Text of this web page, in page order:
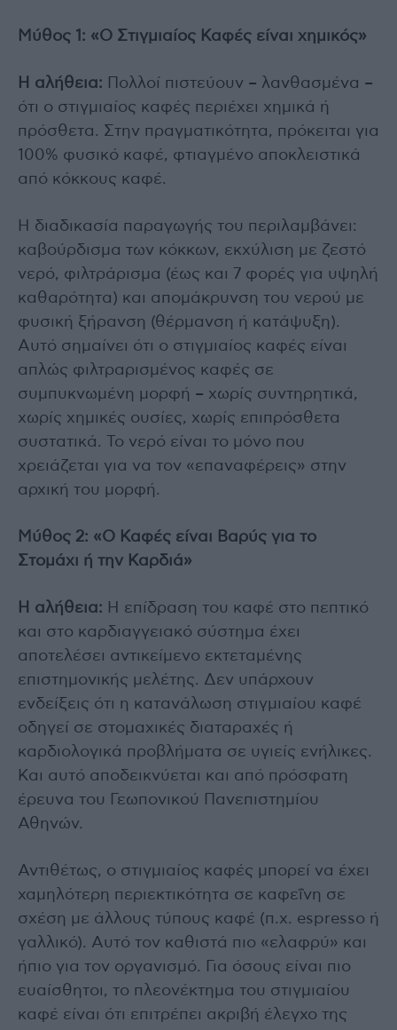
Μύθος 1: «Ο Στιγμιαίος Καφές είναι χημικός»
Η αλήθεια: Πολλοί πιστεύουν – λανθασμένα –
ότι ο στιγμιαίος καφές περιέχει χημικά ή
πρόσθετα. Στην πραγματικότητα, πρόκειται για
100% φυσικό καφέ, φτιαγμένο αποκλειστικά
από κόκκους καφέ.
Η διαδικασία παραγωγής του περιλαμβάνει:
καβούρδισμα των κόκκων, εκχύλιση με ζεστό
νερό, φιλτράρισμα (έως και 7 φορές για υψηλή
καθαρότητα) και απομάκρυνση του νερού με
φυσική ξήρανση (θέρμανση ή κατάψυξη).
Αυτό σημαίνει ότι ο στιγμιαίος καφές είναι
απλώς φιλτραρισμένος καφές σε
συμπυκνωμένη μορφή – χωρίς συντηρητικά,
χωρίς χημικές ουσίες, χωρίς επιπρόσθετα
συστατικά. Το νερό είναι το μόνο που
χρειάζεται για να τον «επαναφέρεις» στην
αρχική του μορφή.
Μύθος 2: «Ο Καφές είναι Βαρύς για το
Στομάχι ή την Καρδιά»
Η αλήθεια: Η επίδραση του καφέ στο πεπτικό
και στο καρδιαγγειακό σύστημα έχει
αποτελέσει αντικείμενο εκτεταμένης
επιστημονικής μελέτης. Δεν υπάρχουν
ενδείξεις ότι η κατανάλωση στιγμιαίου καφέ
οδηγεί σε στομαχικές διαταραχές ή
καρδιολογικά προβλήματα σε υγιείς ενήλικες.
Και αυτό αποδεικνύεται και από πρόσφατη
έρευνα του Γεωπονικού Πανεπιστημίου
Αθηνών.
Αντιθέτως, ο στιγμιαίος καφές μπορεί να έχει
χαμηλότερη περιεκτικότητα σε καφεΐνη σε
σχέση με άλλους τύπους καφέ (π.χ. espresso ή
γαλλικό). Αυτό τον καθιστά πιο «ελαφρύ» και
ήπιο για τον οργανισμό. Για όσους είναι πιο
ευαίσθητοι, το πλεονέκτημα του στιγμιαίου
καφέ είναι ότι επιτρέπει ακριβή έλεγχο της